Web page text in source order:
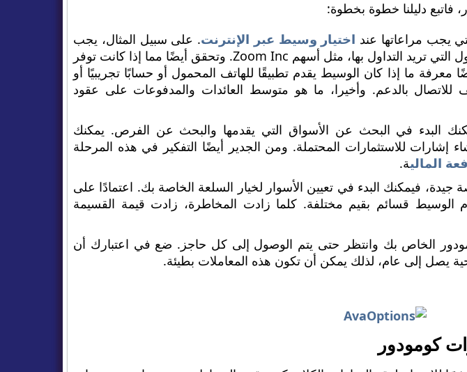
فاتبع دليلنا خطوة بخطوة:
يجب مراعاتها عند اختيار وسيط عبر الإنترنت. على سبيل المثال، يجب
عليك التحقق من أنها توفر الأسواق والأصول التي تريد التداول بها، مثل أسهم Zoom Inc. وتحقق أيضًا مما إذا كانت توفر
ما إذا كان الوسيط يقدم تطبيقًا للهاتف المحمول أو حسابًا تجريبيًا أو
للاتصال بالدعم. وأخيرا، ما هو متوسط ​​العائدات والمدفوعات على عقود
البدء في البحث عن الأسواق التي يقدمها والبحث عن الفرص. يمكنك
إشارات للاستثمارات المحتملة. ومن الجدير أيضًا التفكير في هذه المرحلة
المالية.
جيدة، فيمكنك البدء في تعيين الأسوار لخيار السلعة الخاصة بك. اعتمادًا على
الوسيط قسائم بقيم مختلفة. كلما زادت المخاطرة، زادت قيمة القسيمة
الخاص بك وانتظر حتى يتم الوصول إلى كل حاجز. ضع في اعتبارك أن
يصل إلى عام، لذلك يمكن أن تكون هذه المعاملات بطيئة.
كومودور